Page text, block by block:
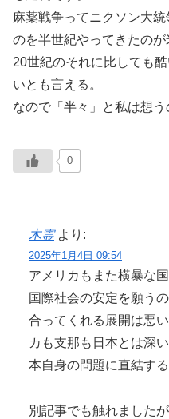
麻薬戦争ってニクソン大
のを半世紀やってきたの
20世紀のそれに比しても
いとも言える。
なので「半々」と私は想う
0
木霊 より:
2025年1月4日 09:54
アメリカもまた横暴な
国際社会の安定を願う
合ってくれる展開は悪
カも支那も日本とは深
本自身の問題に直結する
別記事でも触れました